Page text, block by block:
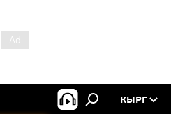
КЫРГ